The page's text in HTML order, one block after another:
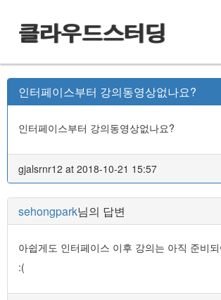
클라우드스터딩
인터페이스부터 강의동영상없나요?
인터페이스부터 강의동영상없나요?
gjalsrnr12 at 2018-10-21 15:57
sehongpark님의 답변
아쉽게도 인터페이스 이후 강의는 아직 준비
:(